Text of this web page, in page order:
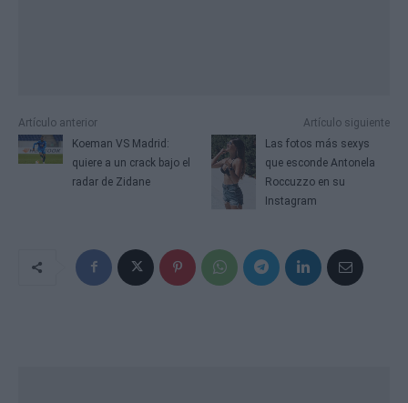
Artículo anterior
Koeman VS Madrid:
quiere a un crack bajo el
radar de Zidane
Artículo siguiente
Las fotos más sexys
que esconde Antonela
Roccuzzo en su
Instagram